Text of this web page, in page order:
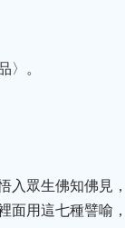
〉。
眾生佛知佛見
用這七種譬喻